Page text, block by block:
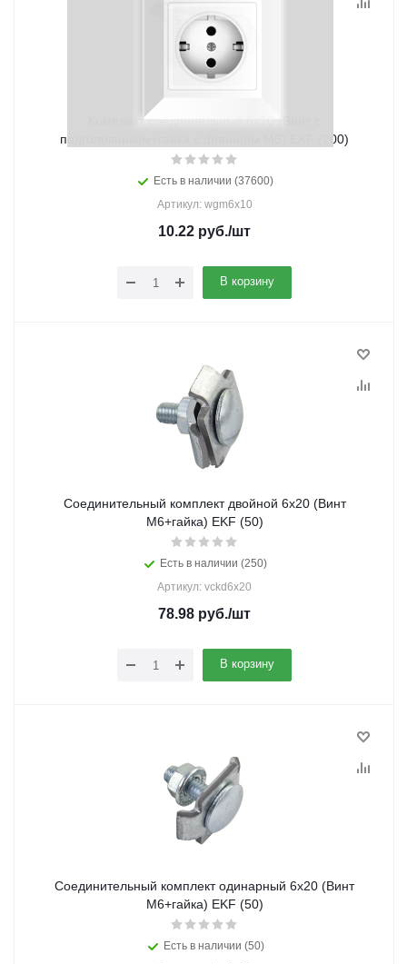
Комплект соединиельный 6х10 (Винт с
подголовником+гайка с фланцем М6) EKF (200)
Есть в наличии (37600)
Артикул: wgm6x10
10.22 руб./шт
В корзину
Cоединительный комплект двойной 6x20 (Винт
М6+гайка) EKF (50)
Есть в наличии (250)
Артикул: vckd6x20
78.98 руб./шт
В корзину
Cоединительный комплект одинарный 6х20 (Винт
М6+гайка) EKF (50)
Есть в наличии (50)